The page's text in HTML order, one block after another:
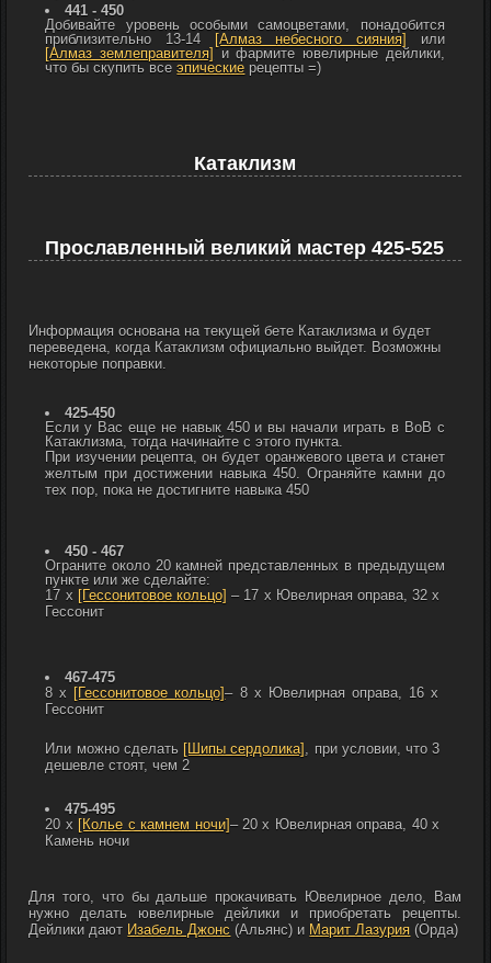
441 - 450
Добивайте уровень особыми самоцветами, понадобится
приблизительно 13-14
[Алмаз небесного сияния]
или
[Алмаз землеправителя] и фармите ювелирные дейлики,
что бы скупить всеэпические рецепты =)
Катаклизм
Прославленный великий мастер 425-525
Информация основана на текущей бете Катаклизма и будет
переведена, когда Катаклизм официально выйдет. Возможны
некоторые поправки.
425-450
Если у Вас еще не навык 450 и вы начали играть в ВоВ с
Катаклизма, тогда начинайте с этого пункта.
При изучении рецепта, он будет оранжевого цвета и станет
желтым при достижении навыка 450. Ограняйте камни до
тех пор, пока не достигните навыка 450
450 - 467
Ограните около 20 камней представленных в предыдущем
пункте или же сделайте:
17 х [Гессонитовое кольцо] – 17 x Ювелирная оправа, 32 х
Гессонит
467-475
8 x [Гессонитовое кольцо]– 8 x Ювелирная оправа, 16 х
Гессонит
Или можно сделать [Шипы сердолика]
, при условии, что 3
дешевле стоят, чем 2
475-495
20 х [Колье с камнем ночи]– 20 x Ювелирная оправа, 40 x
Камень ночи
Для того, что бы дальше прокачивать Ювелирное дело, Вам
нужно делать ювелирные дейлики и приобретать рецепты.
Дейлики дают Изабель Джонс (Альянс) и Марит Лазурия (Орда)